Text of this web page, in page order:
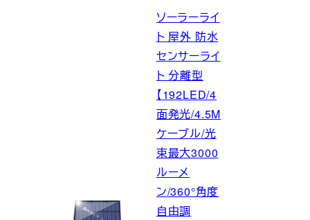
ソーラーライ
ト 屋外 防水
センサーライ
ト 分離型
【192LED/4
面発光/4.5M
ケーブル/光
束最大3000
ルーメ
ン/360°角度
自由調